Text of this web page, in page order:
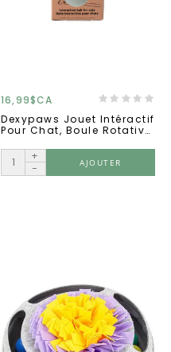
16,99$CA
Dexypaws Jouet Intéractif
Pour Chat, Boule Rotative
+
-
AJOUTER